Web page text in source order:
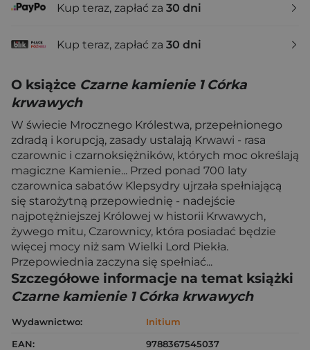
Kup teraz, zapłać za 30 dni
Kup teraz, zapłać za 30 dni
O książce Czarne kamienie 1 Córka
krwawych
W świecie Mrocznego Królestwa, przepełnionego
zdradą i korupcją, zasady ustalają Krwawi - rasa
czarownic i czarnoksiężników, których moc określają
magiczne Kamienie... Przed ponad 700 laty
czarownica sabatów Klepsydry ujrzała spełniającą
się starożytną przepowiednię - nadejście
najpotężniejszej Królowej w historii Krwawych,
żywego mitu, Czarownicy, która posiadać będzie
więcej mocy niż sam Wielki Lord Piekła.
Przepowiednia zaczyna się spełniać...
Szczegółowe informacje na temat książki
Czarne kamienie 1 Córka krwawych
Wydawnictwo:
Initium
EAN:
9788367545037